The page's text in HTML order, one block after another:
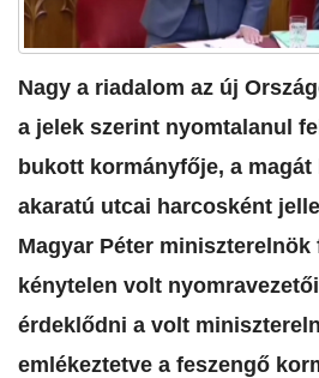
Nagy a riadalom az új
a jelek szerint nyomtalanul
bukott kormányfője, a
akaratú utcai harcosként
Magyar Péter miniszterelnök
kénytelen volt
érdeklődni a volt
emlékeztetve a feszengő